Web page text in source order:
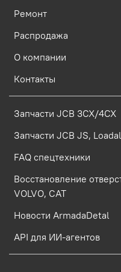
Ремонт
Распродажа
О компании
Контакты
Запчасти JCB 3CX/4CX
Запчасти JCB JS,
FAQ спецтехники
Восстановление
VOLVO, CAT
Новости ArmadaDetal
API для ИИ-агентов